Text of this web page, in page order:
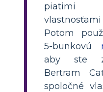
piatimi
Potom
5-bunkovú
aby ste
Bertram
spoločné